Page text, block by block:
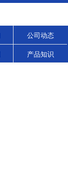
公司动态
产品知识